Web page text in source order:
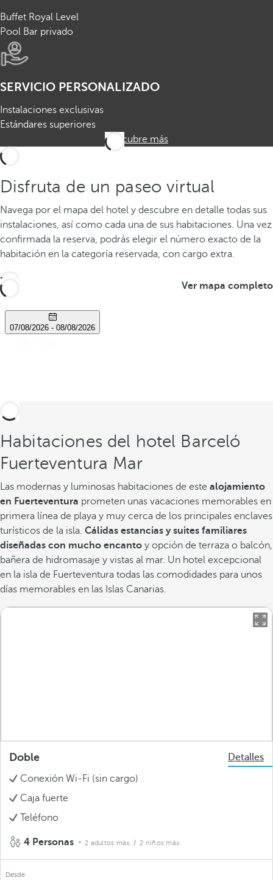
Buffet Royal Level
Pool Bar privado
SERVICIO PERSONALIZADO
Instalaciones exclusivas
Estándares superiores
Descubre más
Disfruta de un paseo virtual
Navega por el mapa del hotel y descubre en detalle todas sus
instalaciones, así como cada una de sus habitaciones. Una vez
confirmada la reserva, podrás elegir el número exacto de la
habitación en la categoría reservada, con cargo extra.
Ver mapa completo
Habitaciones del hotel Barceló
Fuerteventura Mar
Las modernas y luminosas habitaciones de este alojamiento
en Fuerteventura prometen unas vacaciones memorables en
primera línea de playa y muy cerca de los principales enclaves
turísticos de la isla. Cálidas estancias y suites familiares
diseñadas con mucho encanto y opción de terraza o balcón,
bañera de hidromasaje y vistas al mar. Un hotel excepcional
en la isla de Fuerteventura todas las comodidades para unos
días memorables en las Islas Canarias.
Doble
Detalles
Conexión Wi-Fi (sin cargo)
Caja fuerte
Teléfono
4 Personas 2 adultos máx. / 2 niños máx.
Desde